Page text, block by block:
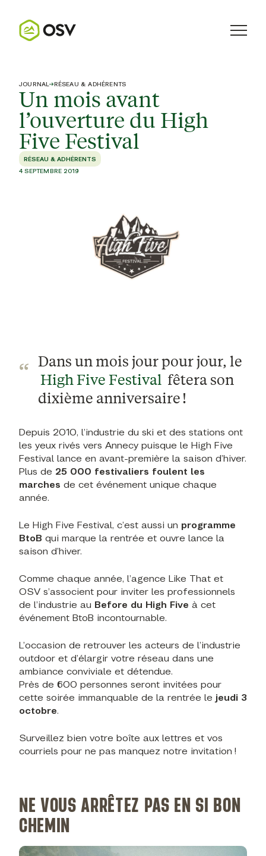
JOURNAL→RÉSEAU & ADHÉRENTS
Un mois avant
l’ouverture du High
Five Festival
RÉSEAU & ADHÉRENTS
4 SEPTEMBRE 2019
Dans un mois jour pour jour, le
High Five Festival fêtera son
dixième anniversaire !
Depuis 2010, l’industrie du ski et des stations ont
les yeux rivés vers Annecy puisque le High Five
Festival lance en avant-première la saison d’hiver.
Plus de 25 000 festivaliers foulent les
marches de cet événement unique chaque
année.
Le High Five Festival, c’est aussi un programme
BtoB qui marque la rentrée et ouvre lance la
saison d’hiver.
Comme chaque année, l’agence Like That et
OSV s’associent pour inviter les professionnels
de l’industrie au Before du High Five à cet
événement BtoB incontournable.
L’occasion de retrouver les acteurs de l’industrie
outdoor et d’élargir votre réseau dans une
ambiance conviviale et détendue.
Près de 600 personnes seront invitées pour
cette soirée immanquable de la rentrée le jeudi 3
octobre.
Surveillez bien votre boîte aux lettres et vos
courriels pour ne pas manquez notre invitation !
NE VOUS ARRÊTEZ PAS EN SI BON
CHEMIN